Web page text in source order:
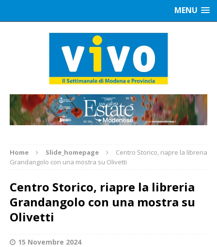
MENU
Home Slide_homepage
Centro Storico, riapre la libreria
Grandangolo con una mostra su Olivetti
Centro Storico, riapre la libreria
Grandangolo con una mostra su
Olivetti
15 Novembre 2024